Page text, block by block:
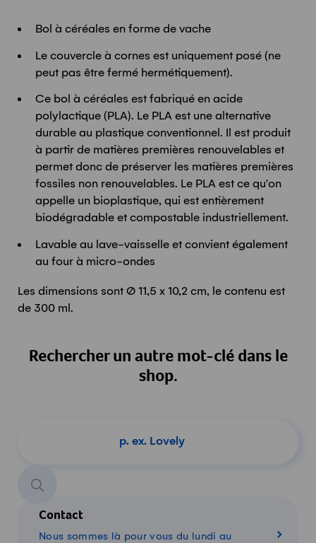
Bol à céréales en forme de vache
Le couvercle à cornes est uniquement posé (ne
peut pas être fermé hermétiquement).
Ce bol à céréales est fabriqué en acide
polylactique (PLA). Le PLA est une alternative
durable au plastique conventionnel. Il est produit
à partir de matières premières renouvelables et
permet donc de préserver les matières premières
fossiles non renouvelables. Le PLA est ce qu'on
appelle un bioplastique, qui est entièrement
biodégradable et compostable industriellement.
Lavable au lave-vaisselle et convient également
au four à micro-ondes
Les dimensions sont Ø 11,5 x 10,2 cm, le contenu est
de 300 ml.
Rechercher un autre mot-clé dans le
shop.
Contact
Nous sommes là pour vous du lundi au